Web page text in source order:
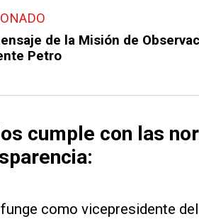
de la Misión de
Petro
cumple con las
como vicepresidente